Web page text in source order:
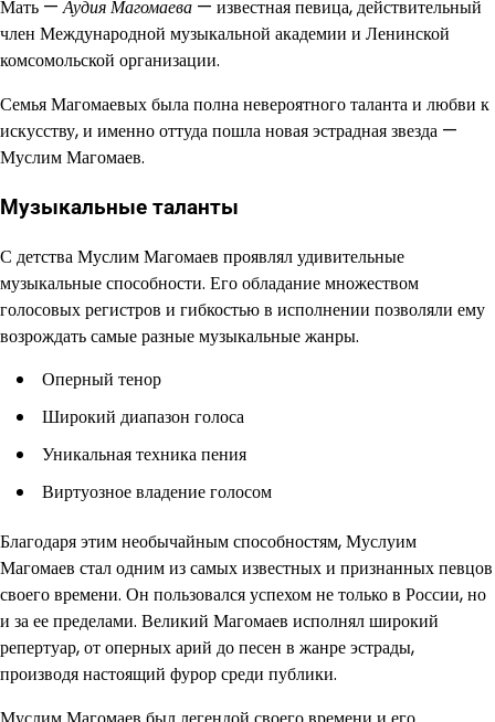
Мать —Аудия Магомаева — известная певица, действительный
член Международной музыкальной академии и Ленинской
комсомольской организации.
Семья Магомаевых была полна невероятного таланта и любви к
искусству, и именно оттуда пошла новая эстрадная звезда —
Муслим Магомаев.
Музыкальные таланты
С детства Муслим Магомаев проявлял удивительные
музыкальные способности. Его обладание множеством
голосовых регистров и гибкостью в исполнении позволяли ему
возрождать самые разные музыкальные жанры.
Оперный тенор
Широкий диапазон голоса
Уникальная техника пения
Виртуозное владение голосом
Благодаря этим необычайным способностям, Муслуим
Магомаев стал одним из самых известных и признанных певцов
своего времени. Он пользовался успехом не только в России, но
и за ее пределами. Великий Магомаев исполнял широкий
репертуар, от оперных арий до песен в жанре эстрады,
производя настоящий фурор среди публики.